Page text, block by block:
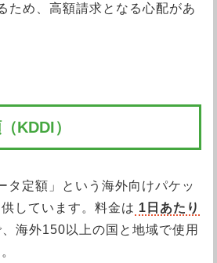
ため、高額請求となる心配があ
KDDI）
タ定額」という海外向けパケッ
しています。料金は 1日あたり
海外150以上の国と地域で使用